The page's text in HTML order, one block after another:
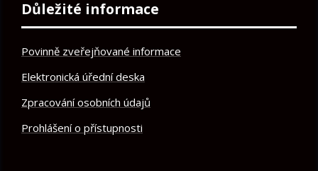
Důležité informace
Povinně zveřejňované informace
Elektronická úřední deska
Zpracování osobních údajů
Prohlášení o přístupnosti